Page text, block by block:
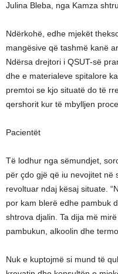
Julina Bleba, nga Kamza
Ndërkohë, edhe mjekët
mangësive që tashmë kanë
Ndërsa drejtori i QSUT-së
dhe e materialeve spitalore
premtoi se kjo situatë do të
qershorit kur të mbylljen
Pacientët
Të lodhur nga sëmundjet,
për çdo gjë që iu nevojitet në
revoltuar ndaj kësaj situate.
por kam blerë edhe pambuk
shtrova djalin. Ta dija më
pambukun, alkoolin dhe
Nuk e kuptojmë si mund të